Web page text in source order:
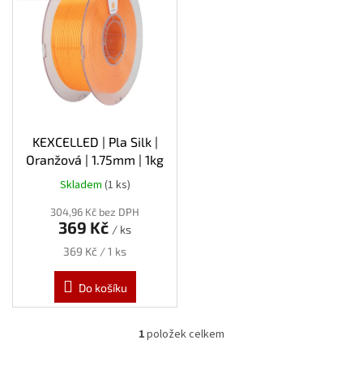
KEXCELLED | Pla Silk |
Oranžová | 1.75mm | 1kg
Skladem (1 ks)
304,96 Kč bez DPH
369 Kč / ks
Měrná
369 Kč / 1 ks
Do košíku
O
1položek celkem